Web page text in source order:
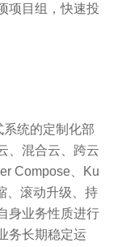
项目组，快速投
统的定制化部
、混合云、跨云
Compose、Ku
、滚动升级、持
身业务性质进行
务长期稳定运